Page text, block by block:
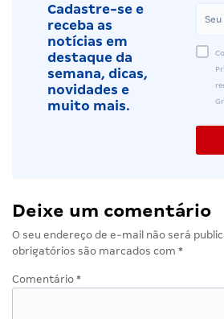
Cadastre-se e
receba as
notícias em
destaque da
semana, dicas,
novidades e
muito mais.
Deixe um comentário
O seu endereço de e-mail não será
obrigatórios são marcados com *
Comentário *